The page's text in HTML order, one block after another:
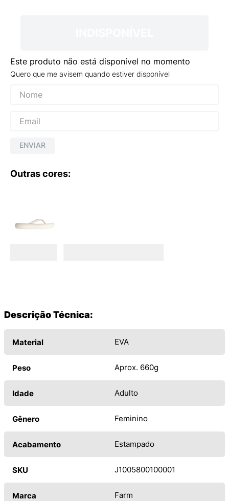
Este produto não está disponível no momento
Quero que me avisem quando estiver disponível
ENVIAR
Outras cores:
Descrição Técnica:
Material EVA
Peso Aprox. 660g
Idade Adulto
Gênero Feminino
Acabamento Estampado
SKU J1005800100001
Marca Farm